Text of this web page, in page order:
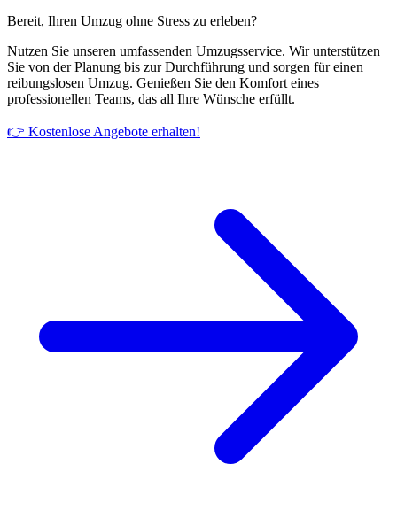
Bereit, Ihren Umzug ohne Stress zu erleben?
Nutzen Sie unseren umfassenden Umzugsservice. Wir unterstützen
Sie von der Planung bis zur Durchführung und sorgen für einen
reibungslosen Umzug. Genießen Sie den Komfort eines
professionellen Teams, das all Ihre Wünsche erfüllt.
👉 Kostenlose Angebote erhalten!